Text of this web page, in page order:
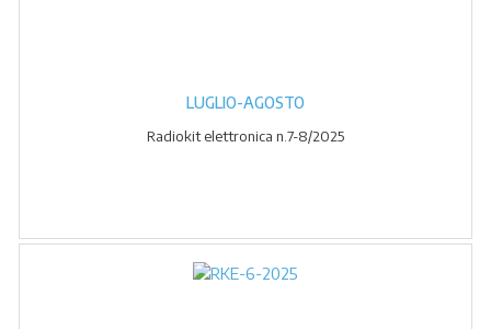
LUGLIO-AGOSTO
Radiokit elettronica n.7-8/2025